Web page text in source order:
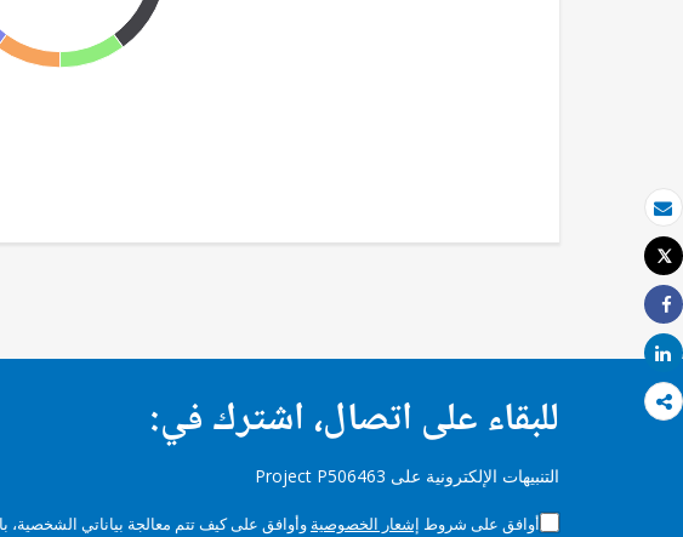
بريد الكتروني
طباعة
Tweet
Share
Share
للبقاء على اتصال، اشترك في:
التنبيهات الإلكترونية على Project P506463
أوافق على شروط إشعار الخصوصية وأوافق على كيف تتم معالجة بياناتي الشخصية،